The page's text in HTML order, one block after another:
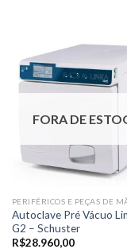
FORA DE
PERIFÉRICOS E PEÇAS DE
Autoclave Pré Vácuo
G2 – Schuster
R$28.960,00